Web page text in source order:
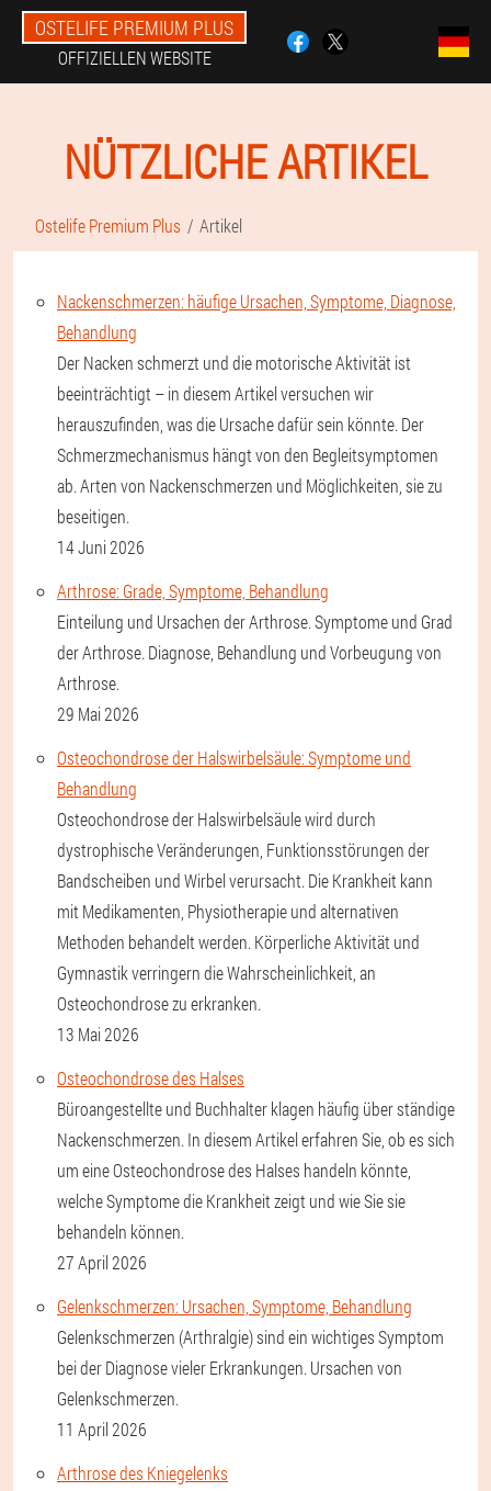
OSTELIFE PREMIUM PLUS
OFFIZIELLEN WEBSITE
NÜTZLICHE ARTIKEL
Ostelife Premium Plus Artikel
Nackenschmerzen: häufige Ursachen, Symptome, Diagnose,
Behandlung
Der Nacken schmerzt und die motorische Aktivität ist
beeinträchtigt – in diesem Artikel versuchen wir
herauszufinden, was die Ursache dafür sein könnte. Der
Schmerzmechanismus hängt von den Begleitsymptomen
ab. Arten von Nackenschmerzen und Möglichkeiten, sie zu
beseitigen.
14 Juni 2026
Arthrose: Grade, Symptome, Behandlung
Einteilung und Ursachen der Arthrose. Symptome und Grad
der Arthrose. Diagnose, Behandlung und Vorbeugung von
Arthrose.
29 Mai 2026
Osteochondrose der Halswirbelsäule: Symptome und
Behandlung
Osteochondrose der Halswirbelsäule wird durch
dystrophische Veränderungen, Funktionsstörungen der
Bandscheiben und Wirbel verursacht. Die Krankheit kann
mit Medikamenten, Physiotherapie und alternativen
Methoden behandelt werden. Körperliche Aktivität und
Gymnastik verringern die Wahrscheinlichkeit, an
Osteochondrose zu erkranken.
13 Mai 2026
Osteochondrose des Halses
Büroangestellte und Buchhalter klagen häufig über ständige
Nackenschmerzen. In diesem Artikel erfahren Sie, ob es sich
um eine Osteochondrose des Halses handeln könnte,
welche Symptome die Krankheit zeigt und wie Sie sie
behandeln können.
27 April 2026
Gelenkschmerzen: Ursachen, Symptome, Behandlung
Gelenkschmerzen (Arthralgie) sind ein wichtiges Symptom
bei der Diagnose vieler Erkrankungen. Ursachen von
Gelenkschmerzen.
11 April 2026
Arthrose des Kniegelenks